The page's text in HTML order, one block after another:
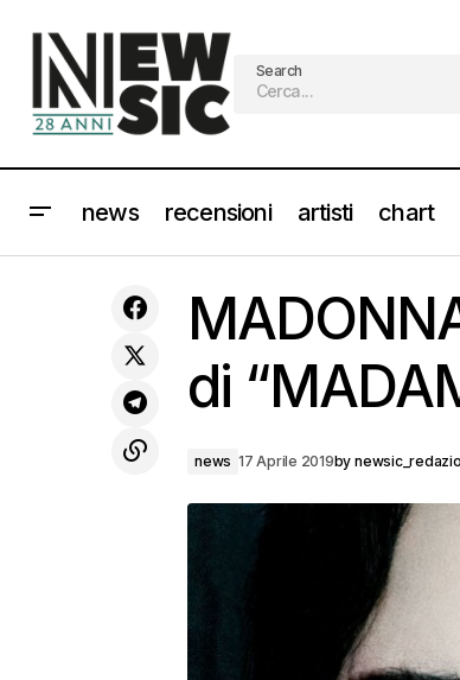
Search
news recensioni artisti chart
Commerciante"
di
news 17 Aprile 2019by